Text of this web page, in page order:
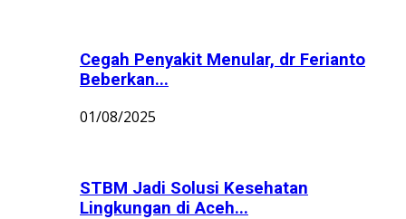
Cegah Penyakit Menular, dr Ferianto
Beberkan...
01/08/2025
STBM Jadi Solusi Kesehatan
Lingkungan di Aceh...